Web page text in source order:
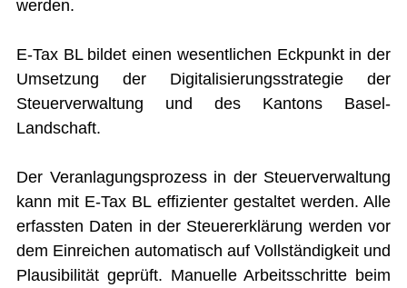
werden.
E-Tax BL bildet einen wesentlichen Eckpunkt in der
Umsetzung der Digitalisierungsstrategie der
Steuerverwaltung und des Kantons Basel-
Landschaft.
Der Veranlagungsprozess in der Steuerverwaltung
kann mit E-Tax BL effizienter gestaltet werden. Alle
erfassten Daten in der Steuererklärung werden vor
dem Einreichen automatisch auf Vollständigkeit und
Plausibilität geprüft. Manuelle Arbeitsschritte beim